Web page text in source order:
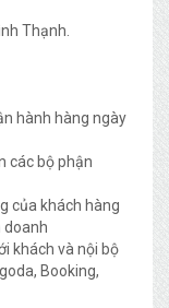
Thạnh.
hành hàng ngày
các bộ phận
của khách hàng
doanh
khách và nội bộ
Booking,